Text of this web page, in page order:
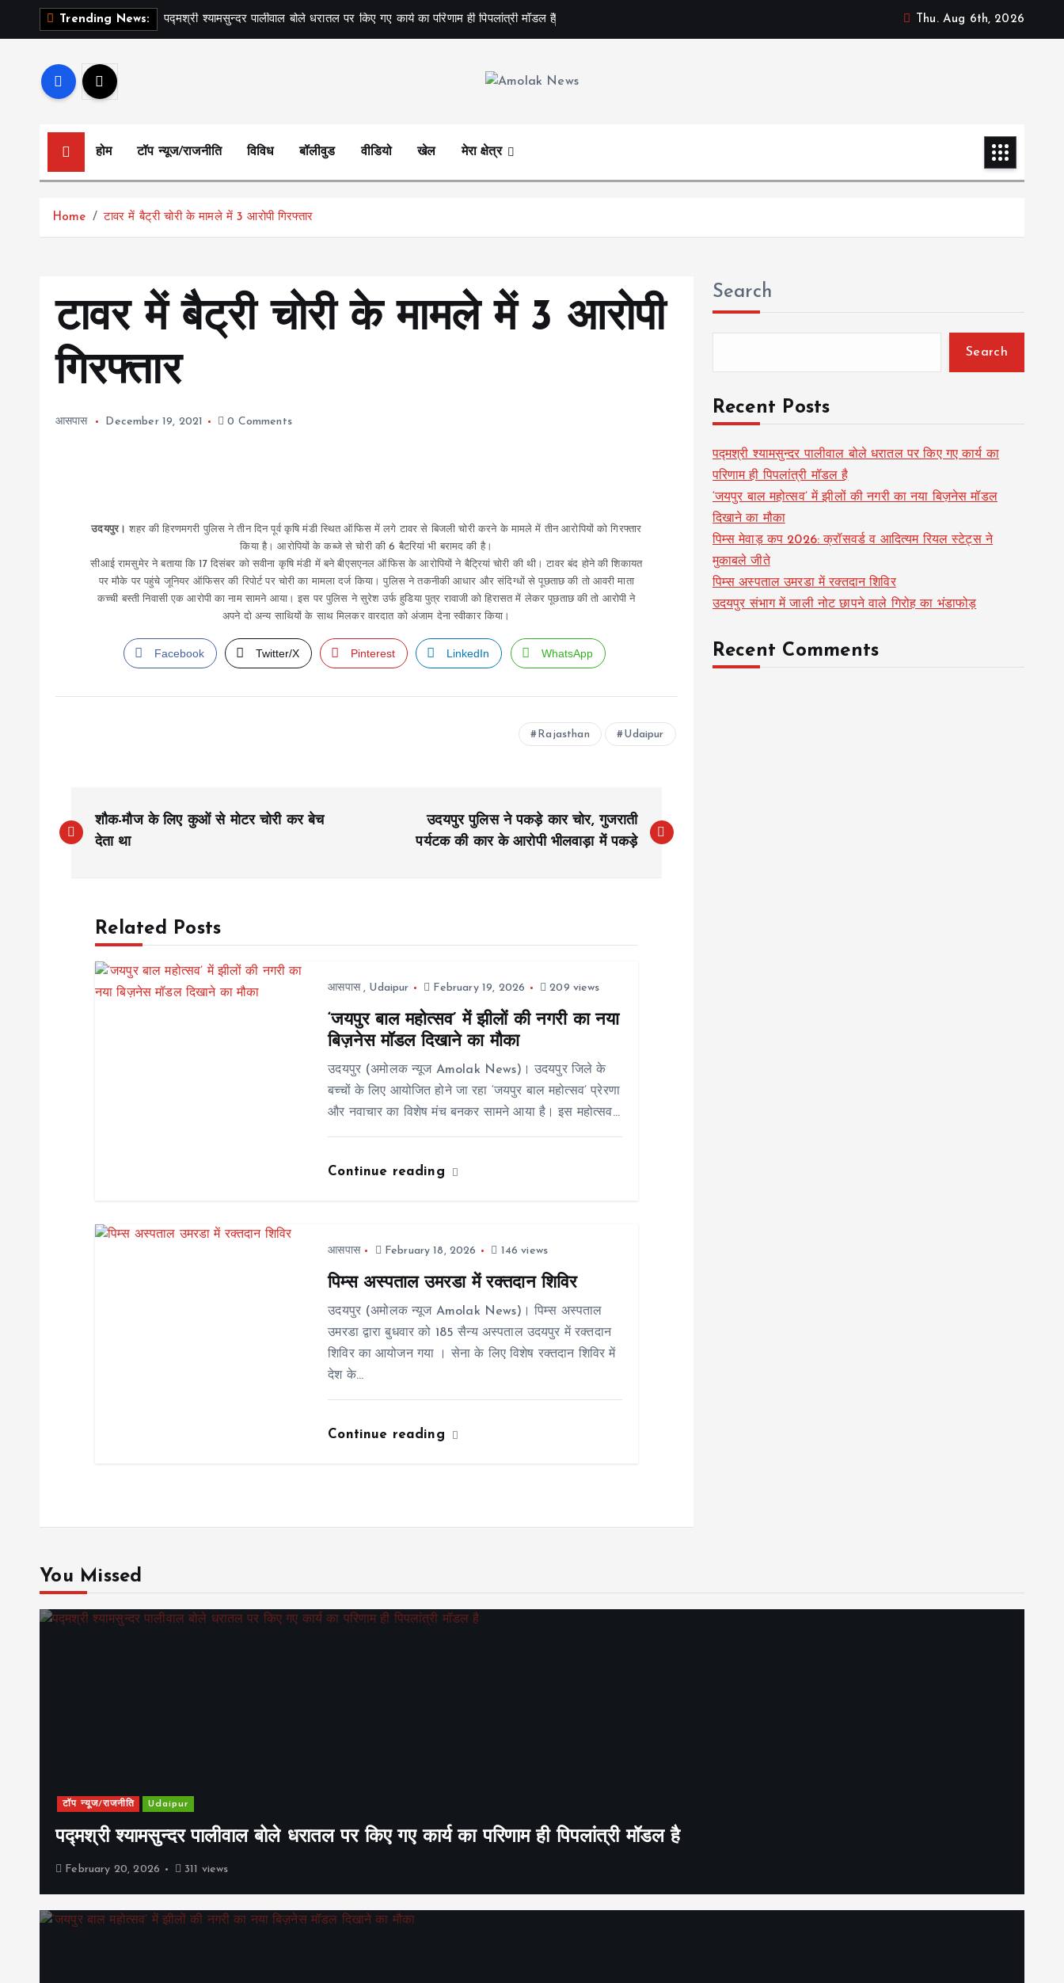
Trending News: पद्मश्री श्यामसुन्दर पालीवाल बोले धरातल पर किए गए कार्य का परिणाम ही पिपलांत्री मॉडल है Thu. Aug 6th, 2026
होम टॉप न्यूज/राजनीति विविध बॉलीवुड वीडियो खेल मेरा क्षेत्र
Home टावर में बैट्री चोरी के मामले में 3 आरोपी गिरफ्तार
टावर में बैट्री चोरी के मामले में 3 आरोपी
गिरफ्तार
आसपास December 19, 2021 0 Comments
उदयपुर।शहर की हिरणमगरी पुलिस ने तीन दिन पूर्व कृषि मंडी स्थित ऑफिस में लगे टावर से बिजली चोरी करने के मामले में तीन आरोपियों को गिरफ्तार
किया है। आरोपियों के कब्जे से चोरी की 6 बैटरियां भी बरामद की है।
सीआई रामसुमेर ने बताया कि 17 दिसंबर को सवीना कृषि मंडी में बने बीएसएनल ऑफिस के आरोपियों ने बैट्रियां चोरी की थी। टावर बंद होने की शिकायत
पर मौके पर पहुंचे जूनियर ऑफिसर की रिपोर्ट पर चोरी का मामला दर्ज किया। पुलिस ने तकनीकी आधार और संदिग्धों से पूछताछ की तो आवरी माता
कच्ची बस्ती निवासी एक आरोपी का नाम सामने आया। इस पर पुलिस ने सुरेश उर्फ हुडिया पुत्र रावाजी को हिरासत में लेकर पूछताछ की तो आरोपी ने
अपने दो अन्य साथियों के साथ मिलकर वारदात को अंजाम देना स्वीकार किया।
Facebook Twitter/X Pinterest LinkedIn WhatsApp
Rajasthan Udaipur
o
शौक-मौज के लिए कुओं से मोटर चोरी कर बेच
देता था
उदयपुर पुलिस ने पकड़े कार चोर, गुजराती
पर्यटक की कार के आरोपी भीलवाड़ा में पकड़े
Related Posts
आसपास, Udaipur February 19, 2026 209 views
‘जयपुर बाल महोत्सव’ में झीलों की नगरी का नया
बिज़नेस मॉडल दिखाने का मौका
उदयपुर (अमोलक न्यूज Amolak News)। उदयपुर जिले के
बच्चों के लिए आयोजित होने जा रहा ‘जयपुर बाल महोत्सव’ प्रेरणा
और नवाचार का विशेष मंच बनकर सामने आया है। इस महोत्सव…
Continue reading
आसपास February 18, 2026 146 views
पिम्स अस्पताल उमरडा में रक्तदान शिविर
उदयपुर (अमोलक न्यूज Amolak News)। पिम्स अस्पताल
उमरडा द्वारा बुधवार को 185 सैन्य अस्पताल उदयपुर में रक्तदान
शिविर का आयोजन गया । सेना के लिए विशेष रक्तदान शिविर में
देश के…
Continue reading
Search
Search
Recent Posts
पद्मश्री श्यामसुन्दर पालीवाल बोले धरातल पर किए गए कार्य का
परिणाम ही पिपलांत्री मॉडल है
‘जयपुर बाल महोत्सव’ में झीलों की नगरी का नया बिज़नेस मॉडल
दिखाने का मौका
पिम्स मेवाड़ कप 2026: क्रॉसवर्ड व आदित्यम रियल स्टेट्स ने
मुकाबले जीते
पिम्स अस्पताल उमरडा में रक्तदान शिविर
उदयपुर संभाग में जाली नोट छापने वाले गिरोह का भंडाफोड़
Recent Comments
You Missed
टॉप न्यूज/राजनीति Udaipur
पद्मश्री श्यामसुन्दर पालीवाल बोले धरातल पर किए गए कार्य का परिणाम ही पिपलांत्री मॉडल है
February 20, 2026 311 views